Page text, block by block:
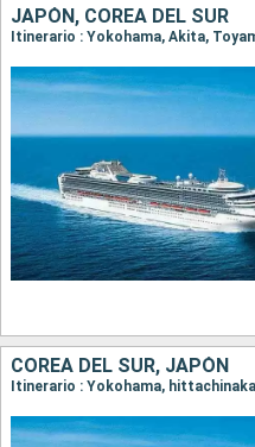
JAPÓN, COREA DEL SUR
Itinerario : Yokohama, Akita,
COREA DEL SUR, JAPÓN